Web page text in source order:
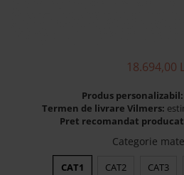
Scaune Bar
Bancheta Dining
Claudie Design
18.694,00
Produs personalizabil:
Termen de livrare Vilmers:
Pret recomandat
Categorie
CAT1 CAT2 CAT3